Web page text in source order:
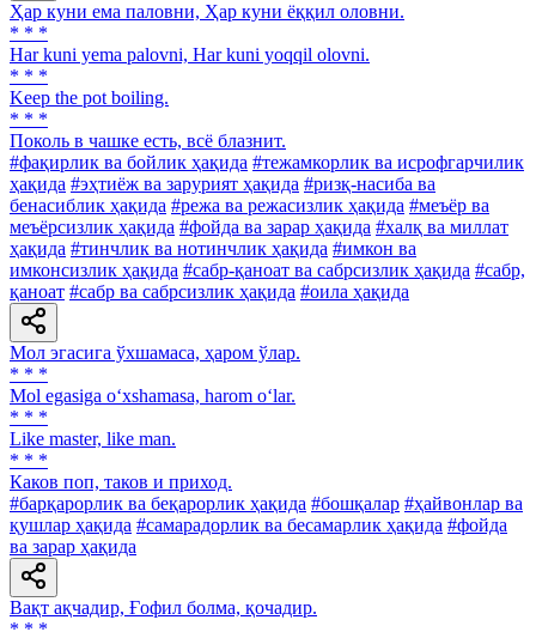
Ҳар куни ема паловни, Ҳар куни ёққил оловни.
* * *
Har kuni yema palovni, Har kuni yoqqil olovni.
* * *
Keep the pot boiling.
* * *
Поколь в чашке есть, всё блазнит.
#фақирлик ва бойлик ҳақида #тежамкорлик ва исрофгарчилик
ҳақида #эҳтиёж ва зарурият ҳақида #ризқ-насиба ва
бенасиблик ҳақида #режа ва режасизлик ҳақида #меъёр ва
меъёрсизлик ҳақида #фойда ва зарар ҳақида #халқ ва миллат
ҳақида #тинчлик ва нотинчлик ҳақида #имкон ва
имконсизлик ҳақида #сабр-қаноат ва сабрсизлик ҳақида #сабр,
қаноат #сабр ва сабрсизлик ҳақида #оила ҳақида
Мол эгасига ўхшамаса, ҳаром ўлар.
* * *
Mol egasiga o‘xshamasa, harom o‘lar.
* * *
Like master, like man.
* * *
Каков поп, таков и приход.
#барқарорлик ва беқарорлик ҳақида #бошқалар #ҳайвонлар ва
қушлар ҳақида #самарадорлик ва бесамарлик ҳақида #фойда
ва зарар ҳақида
Вақт ақчадир, Ғофил болма, қочадир.